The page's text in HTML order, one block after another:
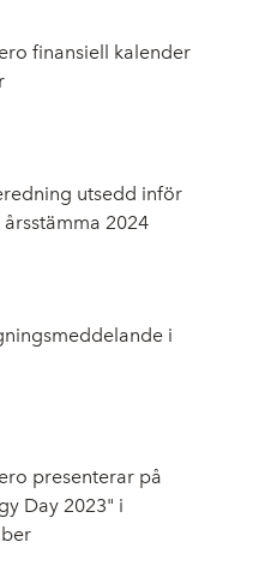
finansiell kalender
utsedd inför
2024
i
presenterar på
Day 2023" i